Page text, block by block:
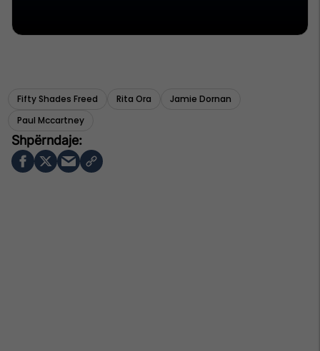
Fifty Shades Freed Rita Ora
Jamie Dornan
Paul Mccartney